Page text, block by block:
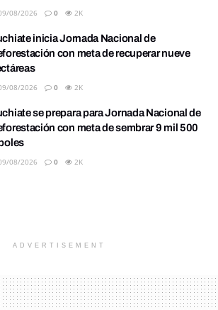
08/2026 0 2K
inicia Jornada Nacional de
con meta de recuperar nueve
08/2026 0 2K
se prepara para Jornada Nacional de
con meta de sembrar 9 mil 500
08/2026 0 2K
ADVERTISEMENT